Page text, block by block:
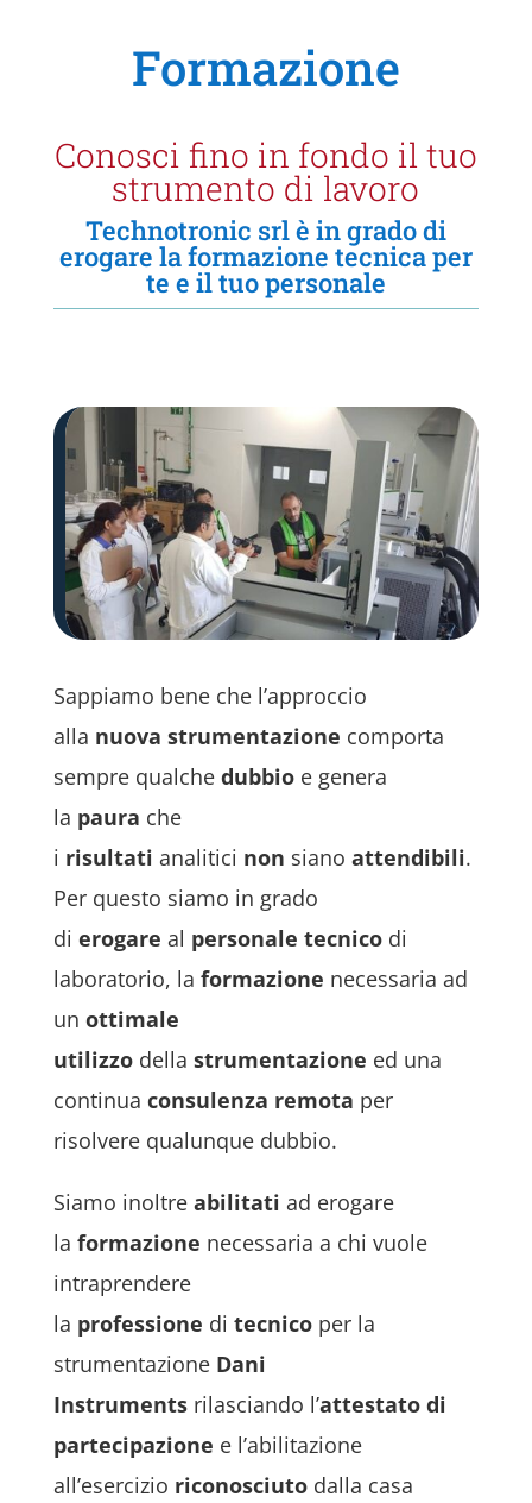
Formazione
Conosci fino in fondo il tuo
strumento di lavoro
Technotronic srl è in grado di
erogare la formazione tecnica per
te e il tuo personale
Sappiamo bene che l’approccio
alla nuova strumentazione comporta
sempre qualche dubbioe genera
la paura che
i risultati analitici non siano attendibili.
Per questo siamo in grado
di erogare al personale tecnicodi
laboratorio, la formazione necessaria ad
un ottimale
utilizzodella strumentazione ed una
continua consulenza remota per
risolvere qualunque dubbio.
Siamo inoltre abilitati ad erogare
la formazione necessaria a chi vuole
intraprendere
la professione di tecnicoper la
strumentazione Dani
Instrumentsrilasciando l’attestato di
partecipazione e l’abilitazione
all’esercizio riconosciutodalla casa